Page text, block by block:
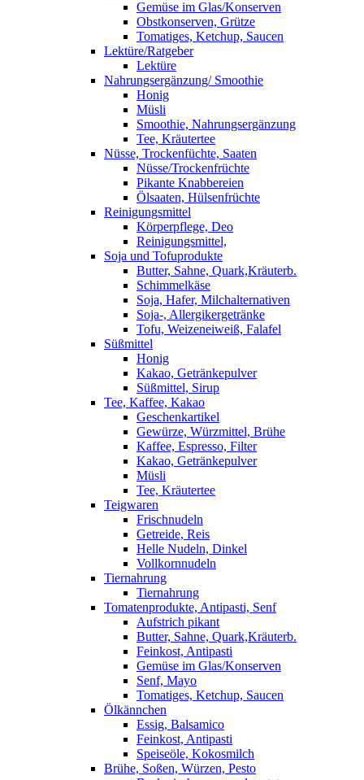
Gemüse im Glas/Konserven
Obstkonserven, Grütze
Tomatiges, Ketchup, Saucen
Lektüre/Ratgeber
Lektüre
Nahrungsergänzung/ Smoothie
Honig
Müsli
Smoothie, Nahrungsergänzung
Tee, Kräutertee
Nüsse, Trockenfüchte, Saaten
Nüsse/Trockenfrüchte
Pikante Knabbereien
Ölsaaten, Hülsenfrüchte
Reinigungsmittel
Körperpflege, Deo
Reinigungsmittel,
Soja und Tofuprodukte
Butter, Sahne, Quark,Kräuterb.
Schimmelkäse
Soja, Hafer, Milchalternativen
Soja-, Allergikergetränke
Tofu, Weizeneiweiß, Falafel
Süßmittel
Honig
Kakao, Getränkepulver
Süßmittel, Sirup
Tee, Kaffee, Kakao
Geschenkartikel
Gewürze, Würzmittel, Brühe
Kaffee, Espresso, Filter
Kakao, Getränkepulver
Müsli
Tee, Kräutertee
Teigwaren
Frischnudeln
Getreide, Reis
Helle Nudeln, Dinkel
Vollkornnudeln
Tiernahrung
Tiernahrung
Tomatenprodukte, Antipasti, Senf
Aufstrich pikant
Butter, Sahne, Quark,Kräuterb.
Feinkost, Antipasti
Gemüse im Glas/Konserven
Senf, Mayo
Tomatiges, Ketchup, Saucen
Ölkännchen
Essig, Balsamico
Feinkost, Antipasti
Speiseöle, Kokosmilch
Brühe, Soßen, Würzen, Pesto